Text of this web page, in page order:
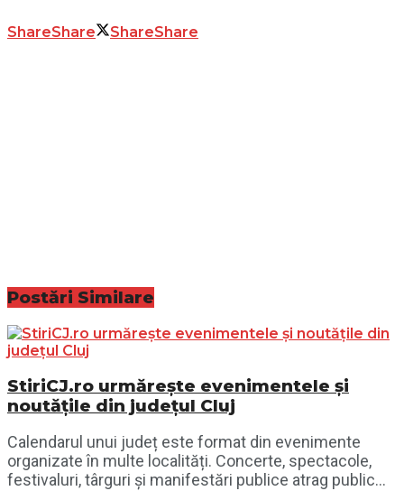
ShareShare ShareShare
Postări Similare
StiriCJ.ro urmărește evenimentele și
noutățile din județul Cluj
Calendarul unui județ este format din evenimente
organizate în multe localități. Concerte, spectacole,
festivaluri, târguri și manifestări publice atrag public...